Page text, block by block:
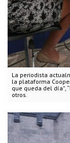
La periodista
la plataforma
que queda del día”,
otros.